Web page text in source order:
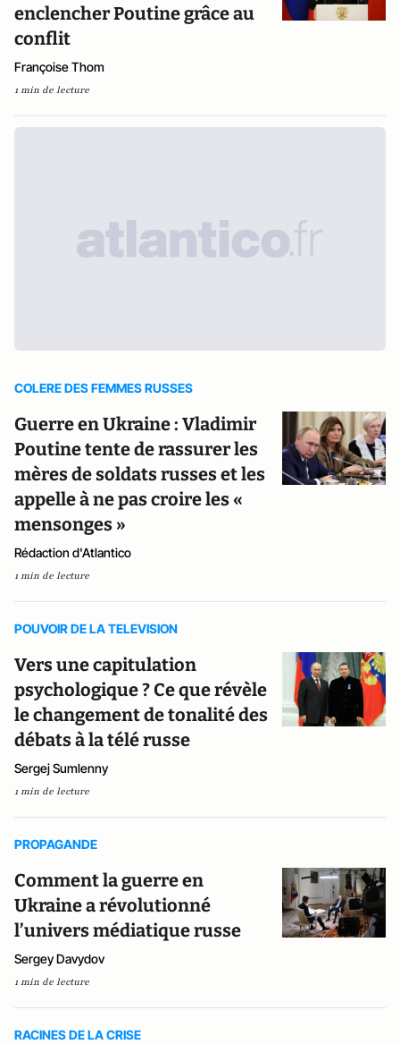
enclencher Poutine grâce au
conflit
Françoise Thom
1 min de lecture
COLERE DES FEMMES RUSSES
Guerre en Ukraine : Vladimir
Poutine tente de rassurer les
mères de soldats russes et les
appelle à ne pas croire les «
mensonges »
Rédaction d'Atlantico
1 min de lecture
POUVOIR DE LA TELEVISION
Vers une capitulation
psychologique ? Ce que révèle
le changement de tonalité des
débats à la télé russe
Sergej Sumlenny
1 min de lecture
PROPAGANDE
Comment la guerre en
Ukraine a révolutionné
l’univers médiatique russe
Sergey Davydov
1 min de lecture
RACINES DE LA CRISE